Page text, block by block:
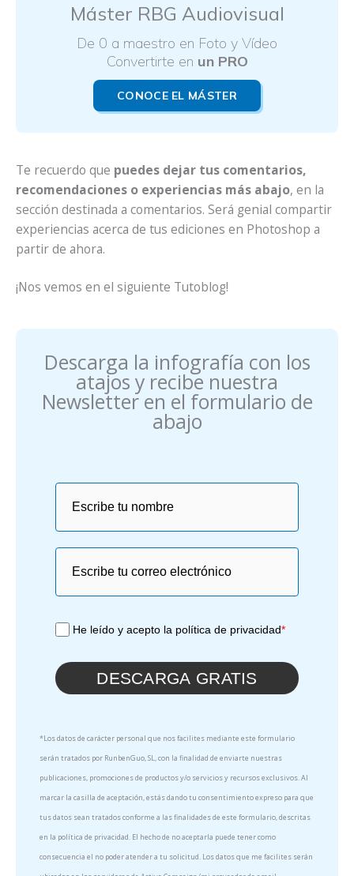
Máster RBG Audiovisual
De 0 a maestro en Foto y Vídeo
Convertirte en un PRO
CONOCE EL MÁSTER
Te recuerdo que puedes dejar tus comentarios,
recomendaciones o experiencias más abajo, en la
sección destinada a comentarios. Será genial compartir
experiencias acerca de tus ediciones en Photoshop a
partir de ahora.
¡Nos vemos en el siguiente Tutoblog!
Descarga la infografía con los
atajos y recibe nuestra
Newsletter en el formulario de
abajo
He leído y acepto la política de privacidad*
DESCARGA GRATIS
*Los datos de carácter personal que nos facilites mediante este formulario
serán tratados por RunbenGuo, SL, con la finalidad de enviarte nuestras
publicaciones, promociones de productos y/o servicios y recursos exclusivos. Al
marcar la casilla de aceptación, estás dando tu consentimiento expreso para que
tus datos sean tratados conforme a las finalidades de este formulario, descritas
en la política de privacidad. El hecho de no aceptarla puede tener como
consecuencia el no poder atender a tu solicitud. Los datos que me facilites serán